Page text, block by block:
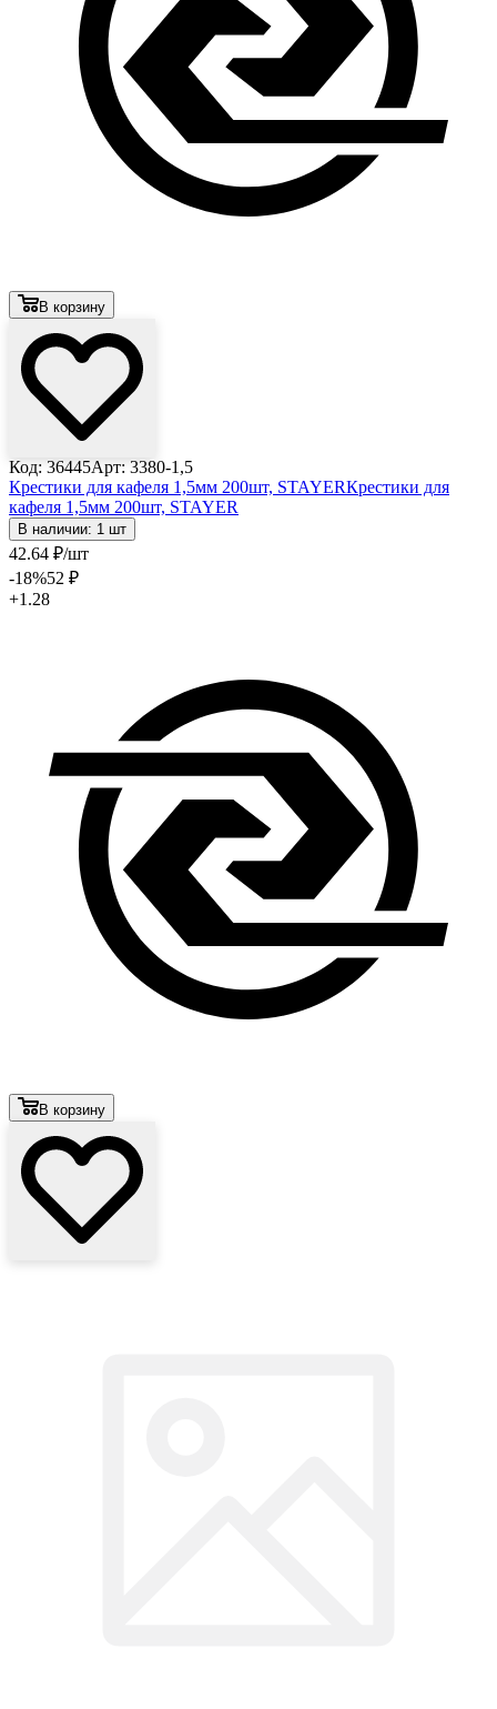
В корзину
Код: 36445Арт: 3380-1,5
Крестики для кафеля 1,5мм 200шт, STAYERКрестики для
кафеля 1,5мм 200шт, STAYER
В наличии: 1 шт
42.64 ₽/шт
-18%52 ₽
+1.28
В корзину